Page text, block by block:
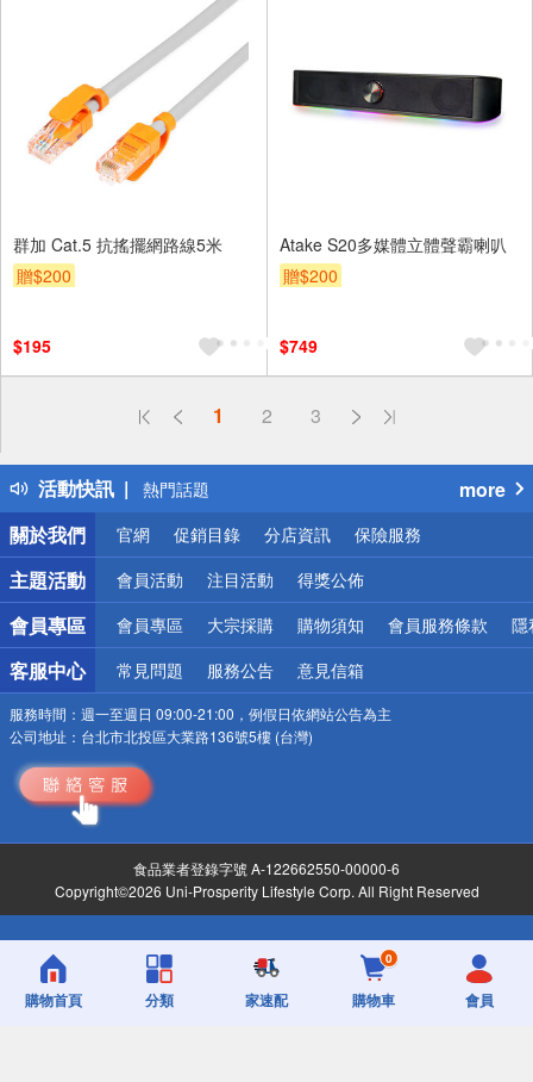
群加 Cat.5 抗搖擺網路線5米
贈$200
$195
Atake S20多媒體立體聲霸喇叭
贈$200
$749
1 2 3
活動快訊
偏遠地區配送
得獎公告
熱門話題
銀行優惠
偏遠地區配送
詐騙網頁！請小心！
more
關於我們
官網 促銷目錄 分店資訊 保險服務
主題活動 會員活動 注目活動 得獎公佈
會員專區 會員專區 大宗採購 購物須知 會員服務條款 隱
客服中心 常見問題 服務公告 意見信箱
服務時間： 週一至週日 09:00-21:00，例假日依網站公告為主
公司地址： 台北市北投區大業路136號5樓 (台灣)
食品業者登錄字號 A-122662550-00000-6
Copyright©2026 Uni-Prosperity Lifestyle Corp. All Right Reserved
購物首頁 分類 家速配
0
購物車 會員